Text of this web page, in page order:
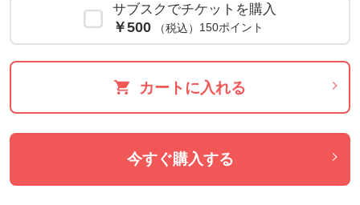
サブスクでチケットを購入
￥500（税込） 150ポイント
カートに入れる
今すぐ購入する